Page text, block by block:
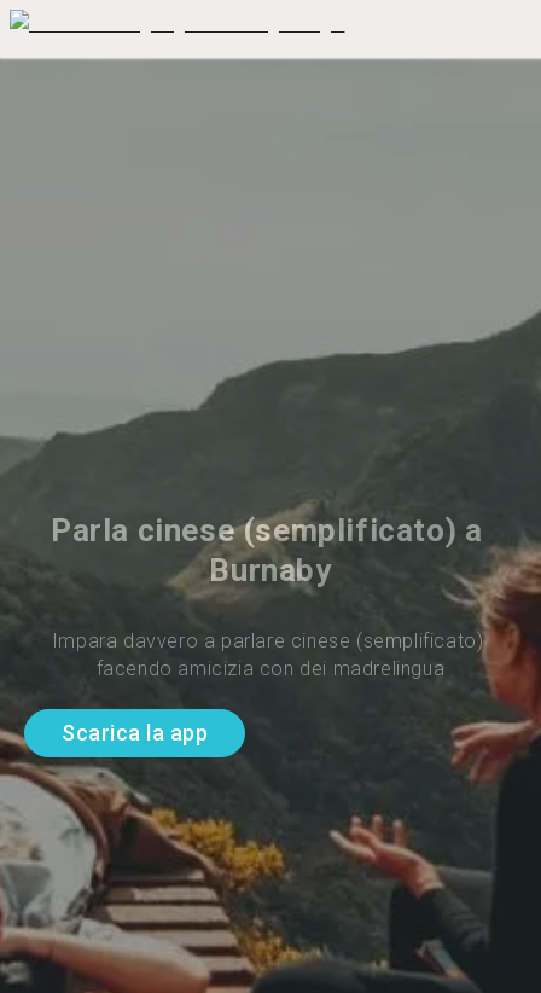
Parla cinese (semplificato) a
Burnaby
Impara davvero a parlare cinese (semplificato)
facendo amicizia con dei madrelingua
Scarica la app